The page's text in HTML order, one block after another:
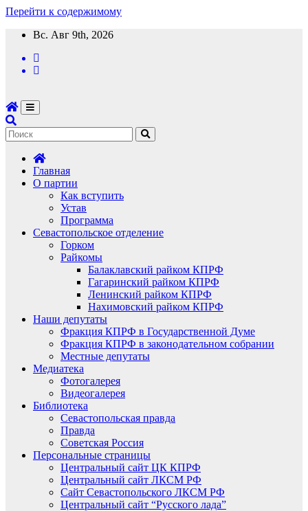
Перейти к содержимому
Вс. Авг 9th, 2026
Главная
О партии
Как вступить
Устав
Программа
Севастопольское отделение
Горком
Райкомы
Балаклавский райком КПРФ
Гагаринский райком КПРФ
Ленинский райком КПРФ
Нахимовский райком КПРФ
Наши депутаты
Фракция КПРФ в Государственной Думе
Фракция КПРФ в законодательном собрании
Местные депутаты
Медиатека
Фотогалерея
Видеогалерея
Библиотека
Севастопольская правда
Правда
Советская Россия
Персональные страницы
Центральный сайт ЦК КПРФ
Центральный сайт ЛКСМ РФ
Сайт Севастопольского ЛКСМ РФ
Центральный сайт “Русского лада”